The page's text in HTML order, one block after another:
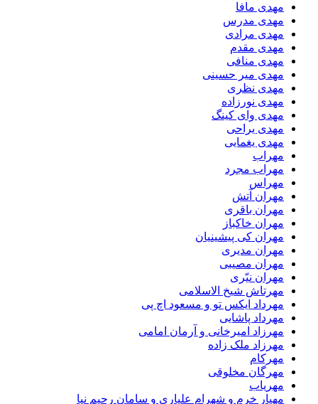
مهدی مافا
مهدی مدرس
مهدی مرادی
مهدی مقدم
مهدی منافی
مهدی میر حسینی
مهدی نظری
مهدی نورزاده
مهدی وای کینگ
مهدی یراحی
مهدی یغمایی
مهراب
مهراب مجرد
مهراس
مهران آتش
مهران باقری
مهران خاکباز
مهران کی پیشینیان
مهران مدیری
مهران مصیبی
مهران نیّری
مهرتاش شیخ الاسلامی
مهرداد ایکس تو و مسعود اچ پی
مهرداد پاشایی
مهرزاد امیرخانی و آرمان امامی
مهرزاد ملک زاده
مهرکام
مهرگان مخلوقی
مهریاب
مهیار خرم و شهرام علیاری و سامان رحیم نیا